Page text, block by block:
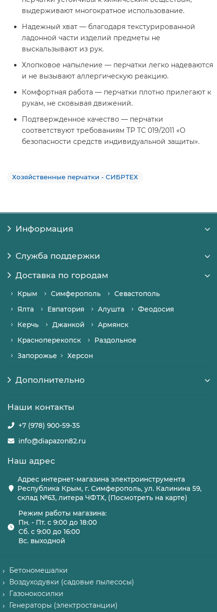
выдерживают многократное использование.
Надежный хват — благодаря текстурированной
ладонной части изделий предметы не
выскальзывают из рук.
Хлопковое напыление — перчатки легко надеваются
и не вызывают аллергическую реакцию.
Комфортная работа — перчатки плотно прилегают к
рукам, не сковывая движений.
Подтвержденное качество — перчатки
соответствуют требованиям ТР ТС 019/2011 «О
безопасности средств индивидуальной защиты».
Хозяйственные перчатки - СИБРТЕХ
Информация
Служба поддержки
Доставка по городам
Крым Симферополь
Севастополь
Ялта
Евпатория Алушта
Феодосия
Керчь
Джанкой
Армянск
Красноперекопск
Раздольное
Запорожье
Херсон
Дополнительно
Наши контакты
+7 (978) 900-59-35
info@diapazon82.ru
Наш адрес
Адрес интернет-магазина электроинструмента
Республика Крым, г. Симферополь, ул. Калинина 59,
склад №63, литера ЧФТХ, (Посмотреть на карте)
Режим работы магазина:
Пн. - Пт. с 9:00 до 18:00
Сб. с 9:00 до 16:00
Вс. выходной
Бетономешалки
Воздуходувки (садовые пылесосы)
Газонокосилки
Генераторы (электростанции)